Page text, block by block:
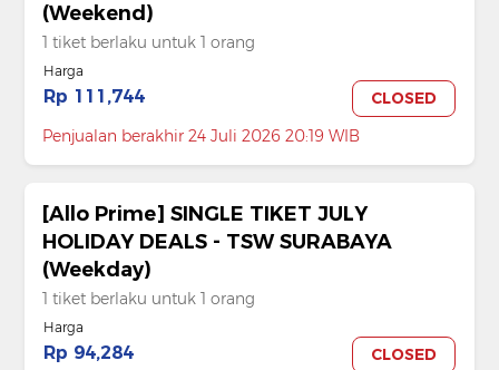
(Weekend)
1 tiket berlaku untuk 1 orang
Harga
Rp 111,744
CLOSED
Penjualan berakhir 24 Juli 2026 20:19 WIB
[Allo Prime] SINGLE TIKET JULY
HOLIDAY DEALS - TSW SURABAYA
(Weekday)
1 tiket berlaku untuk 1 orang
Harga
Rp 94,284 CLOSED